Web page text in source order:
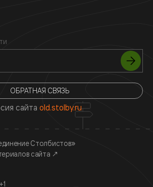
ОБРАТНАЯ СВЯЗЬ
сайта old.stolby.ru
Столбистов»
сайта ↗